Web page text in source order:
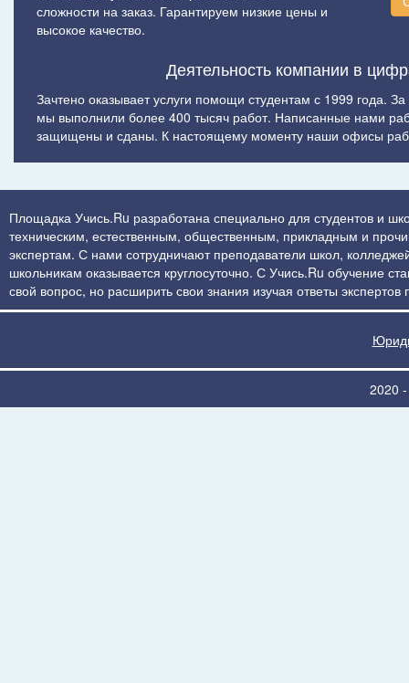
сложности на заказ. Гарантируем низкие цены и
высокое качество.
Деятельность компании в
Зачтено оказывает услуги помощи студентам с 1999 года.
мы выполнили более 400 тысяч работ. Написанные нами
защищены и сданы. К настоящему моменту наши офисы
Площадка Учись.Ru разработана специально для студентов и
техническим, естественным, общественным, прикладным и
экспертам. С нами сотрудничают преподаватели школ,
школьникам оказывается круглосуточно. С Учись.Ru обучение
свой вопрос, но расширить свои знания изучая ответы
2020